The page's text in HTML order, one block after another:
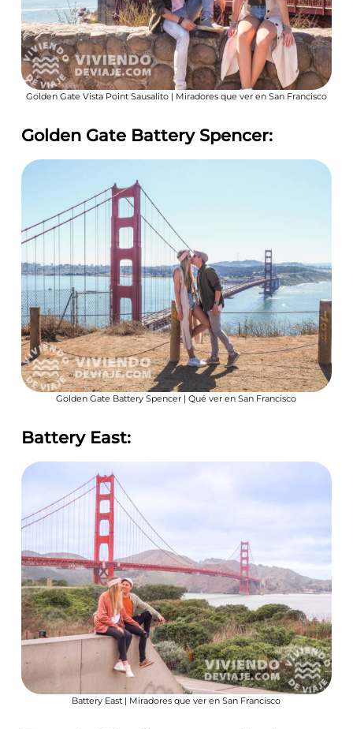
Golden Gate Vista Point Sausalito | Miradores que ver en San Francisco
Golden Gate Battery Spencer:
Golden Gate Battery Spencer | Qué ver en San Francisco
Battery East:
Battery East | Miradores que ver en San Francisco